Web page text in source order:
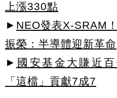
上漲330點
► NEO發表X-SRAM
振榮：半導體迎新革命
► 國安基金大賺近
「這檔」貢獻7成7